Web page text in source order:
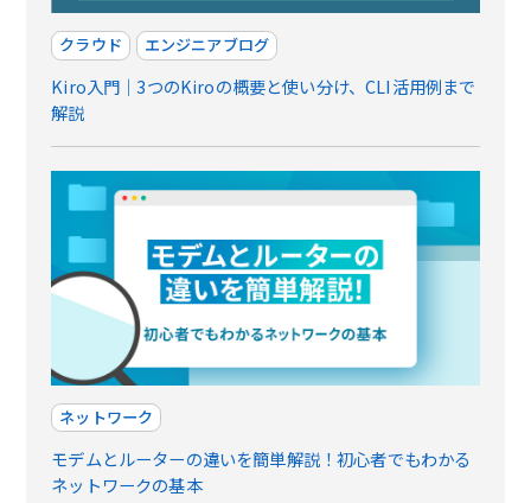
クラウド エンジニアブログ
Kiro入門｜3つのKiroの概要と使い分け、CLI活用例まで
解説
ネットワーク
モデムとルーターの違いを簡単解説！初心者でもわかる
ネットワークの基本